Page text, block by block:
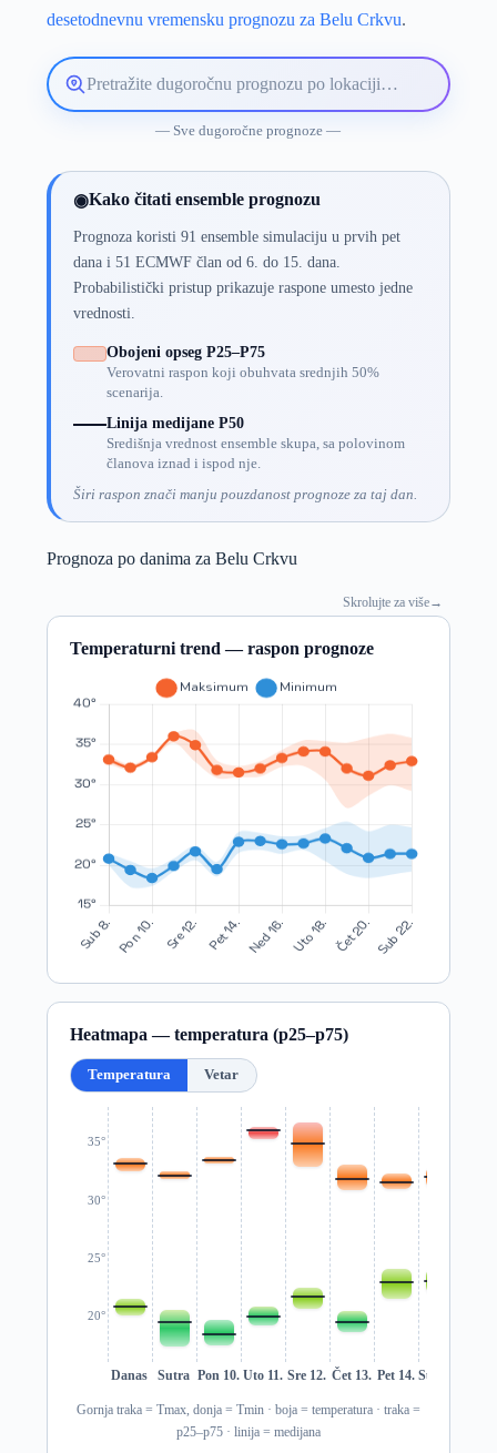
desetodnevnu vremensku prognozu za Belu Crkvu.
Pretražite
lokaciju
— Sve dugoročne prognoze —
◉Kako čitati ensemble prognozu
Prognoza koristi 91 ensemble simulaciju u prvih pet
dana i 51 ECMWF član od 6. do 15. dana.
Probabilistički pristup prikazuje raspone umesto jedne
vrednosti.
Obojeni opseg P25–P75
Verovatni raspon koji obuhvata srednjih 50%
scenarija.
Linija medijane P50
Središnja vrednost ensemble skupa, sa polovinom
članova iznad i ispod nje.
Širi raspon znači manju pouzdanost prognoze za taj dan.
Prognoza po danima za Belu Crkvu
Skrolujte za više→
Temperaturni trend — raspon prognoze
Heatmapa — temperatura (p25–p75)
Temperatura Vetar
20°
25°
30°
35°
Danas Sutra Pon 10. Uto 11. Sre 12. Čet 13. Pet 14. Sub 15.
Gornja traka = Tmax, donja = Tmin · boja = temperatura · traka =
p25–p75 · linija = medijana